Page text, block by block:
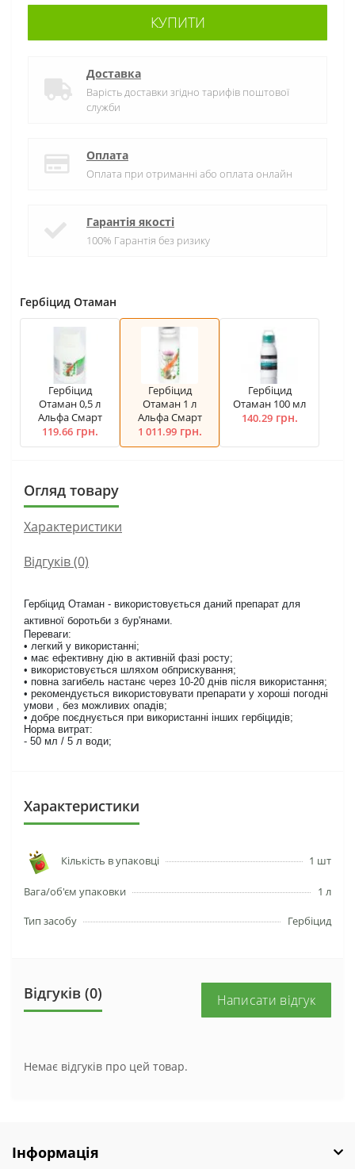
КУПИТИ
Доставка
Варість доставки згідно тарифів поштової
служби
Оплата
Оплата при отриманні або оплата онлайн
Гарантія якості
100% Гарантія без ризику
Гербіцид Отаман
Гербіцид
Отаман 0,5 л
Альфа Смарт
119.66грн.
Гербіцид
Отаман 1 л
Альфа Смарт
1 011.99грн.
Гербіцид
Отаман 100 мл
140.29грн.
Огляд товару
Характеристики
Відгуків (0)
Гербіцид Отаман - використовується даний препарат для
активної боротьби з бур'янами.
Переваги:
• легкий у використанні;
• має ефективну дію в активній фазі росту;
• використовується шляхом обприскування;
• повна загибель настанє через 10-20 днів після використання;
• рекомендується використовувати препарати у хороші погодні
умови , без можливих опадів;
• добре поєднується при використанні інших гербіцидів;
Норма витрат:
- 50 мл / 5 л води;
Характеристики
Кількість в упаковці 1 шт
Вага/об'єм упаковки 1 л
Тип засобу Гербіцид
Відгуків (0) Написати відгук
Немає відгуків про цей товар.
Інформація